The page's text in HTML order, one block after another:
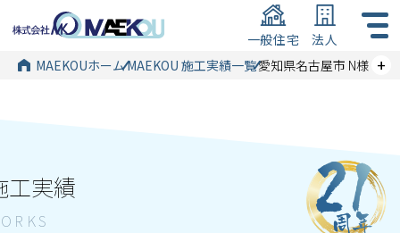
一般住宅 法人
+
MAEKOUホームMAEKOU 施工実績一覧愛知県名古屋市 N様邸一
工実績